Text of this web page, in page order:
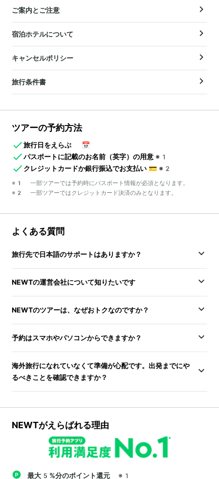
ご案内とご注意
宿泊ホテルについて
キャンセルポリシー
旅行条件書
ツアーの予約方法
旅行日をえらぶ
📅
パスポートに記載のお名前（英字）の用意 ※1
クレジットカードか銀行振込でお支払い 💳 ※2
※1 一部ツアーでは予約時にパスポート情報が必須となります。
※2 一部ツアーではクレジットカード決済のみとなります。
よくある質問
旅行先で日本語のサポートはありますか？
NEWTの運営会社について知りたいです
NEWTのツアーは、なぜおトクなのですか？
予約はスマホやパソコンからできますか？
海外旅行になれていなくて準備が心配です。出発までにや
るべきことを確認できますか？
NEWTがえらばれる理由
最大5%分のポイント還元 ※1